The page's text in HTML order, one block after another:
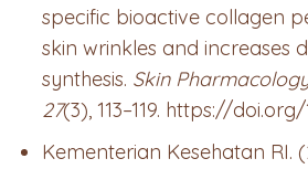
specific bioactive collagen
skin wrinkles and increases
synthesis. Skin
27(3), 113–119. https://
Kementerian Kesehatan RI.